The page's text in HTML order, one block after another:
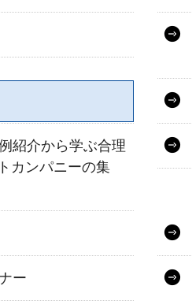
紹介から学ぶ合理
カンパニーの集
ー